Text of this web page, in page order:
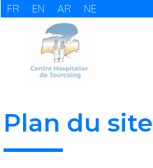
FR EN AR NE
Plan du site